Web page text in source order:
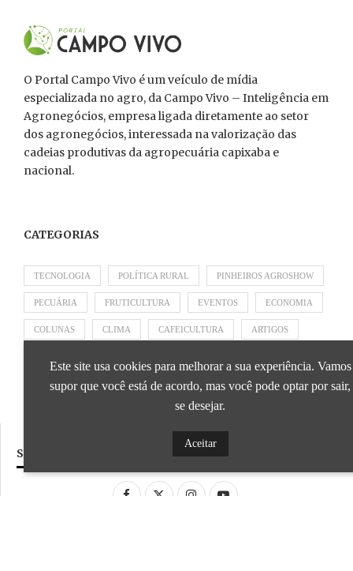
O Portal Campo Vivo é um veículo de mídia
especializada no agro, da Campo Vivo – Inteligência em
Agronegócios, empresa ligada diretamente ao setor
dos agronegócios, interessada na valorização das
cadeias produtivas da agropecuária capixaba e
nacional.
CATEGORIAS
TECNOLOGIA POLÍTICA RURAL PINHEIROS AGROSHOW
PECUÁRIA FRUTICULTURA EVENTOS ECONOMIA
COLUNAS CLIMA CAFEICULTURA ARTIGOS
APRESENTADO POR BRAPEX
SIGA NOSSAS REDES SOCIAIS
Este site usa cookies para melhorar a sua experiência. Vamos
supor que você está de acordo, mas você pode optar por sair,
se desejar.
Aceitar